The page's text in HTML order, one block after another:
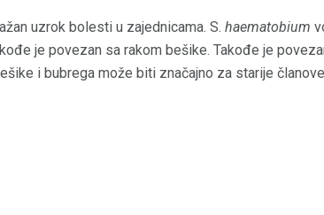
uzrok bolesti u zajednicama. S. haematobium
je povezan sa rakom bešike. Takođe je
i bubrega može biti značajno za starije